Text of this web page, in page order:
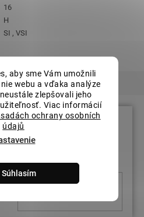
aby sme Vám umožnili
webu a vďaka analýze
zlepšovali jeho
Viac informácií
ochrany osobních
údajů
Súhlasím
16
H
SI , VSI
Hodnotenie
54